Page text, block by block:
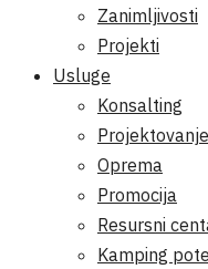
Zanimljivosti
Projekti
Usluge
Konsalting
Projektovanje
Oprema
Promocija
Resursni
Kamping